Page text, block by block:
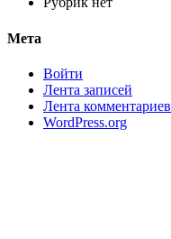
Мета
Войти
Лента записей
Лента комментариев
WordPress.org